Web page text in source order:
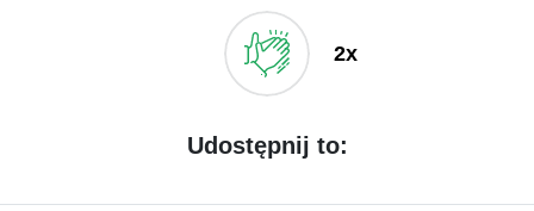
2x
Udostępnij to: